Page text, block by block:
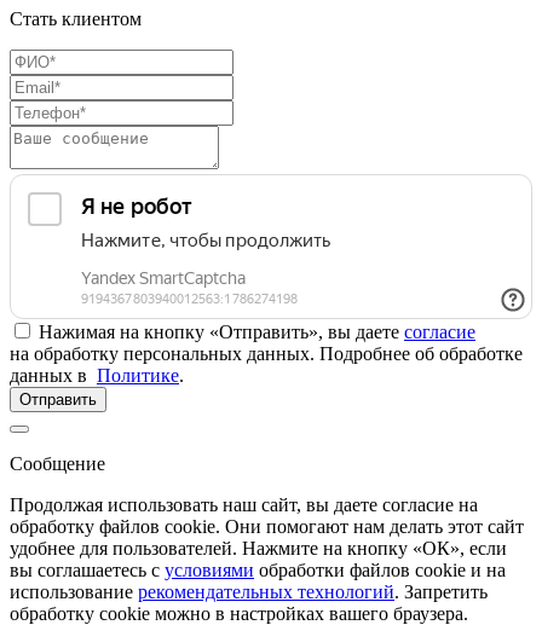
Стать клиентом
Нажимая на кнопку «Отправить», вы даете согласие
на обработку персональных данных. Подробнее об обработке
данных в Политике.
Отправить
Сообщение
Продолжая использовать наш сайт, вы даете согласие на
обработку файлов cookie. Они помогают нам делать этот сайт
удобнее для пользователей. Нажмите на кнопку «ОК», если
вы соглашаетесь с условиями обработки файлов cookie и на
использование рекомендательных технологий. Запретить
обработку cookie можно в настройках вашего браузера.